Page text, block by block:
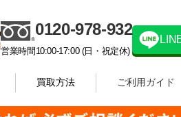
0120-978-932
営業時間10:00-17:00 (日・祝定休)
買取方法 ご利用ガイド